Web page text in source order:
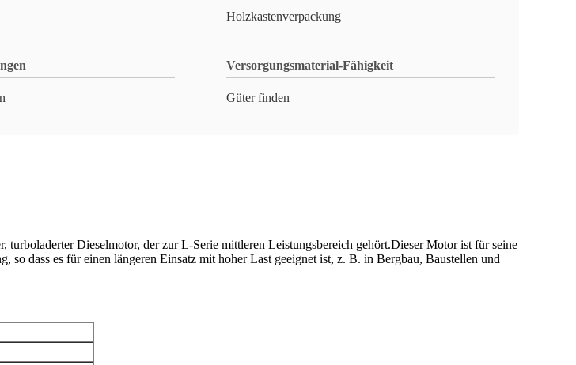
Holzkastenverpackung
Versorgungsmaterial-Fähigkeit
Güter finden
Dieselmotor, der zur L-Serie mittleren Leistungsbereich gehört.Dieser Motor ist für seine
dass es für einen längeren Einsatz mit hoher Last geeignet ist, z. B. in Bergbau, Baustellen und